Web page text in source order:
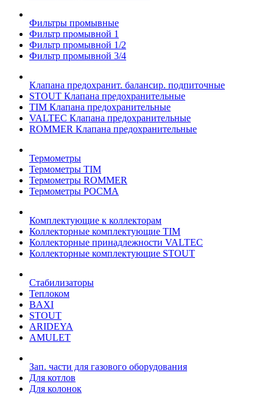
Фильтры промывные
Фильтр промывной 1
Фильтр промывной 1/2
Фильтр промывной 3/4
Клапана предохранит. балансир. подпиточные
STOUT Клапана предохранительные
TIM Клапана предохранительные
VALTEC Клапана предохранительные
ROMMER Клапана предохранительные
Термометры
Термометры TIM
Термометры ROMMER
Термометры РОСМА
Комплектующие к коллекторам
Коллекторные комплектующие TIM
Коллекторные принадлежности VALTEC
Коллекторные комплектующие STOUT
Стабилизаторы
Теплоком
BAXI
STOUT
ARIDEYA
AMULET
Зап. части для газового оборудования
Для котлов
Для колонок